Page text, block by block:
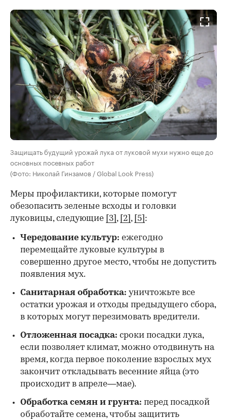
Защищать будущий урожай лука от луковой мухи нужно еще до
основных посевных работ
(Фото: Николай Гинзамов / Global Look Press)
Меры профилактики, которые помогут
обезопасить зеленые всходы и головки
луковицы, следующие
[3] , [2] , [5] :
Чередование культур: ежегодно
перемещайте луковые культуры в
совершенно другое место, чтобы не допустить
появления мух.
Санитарная обработка: уничтожьте все
остатки урожая и отходы предыдущего сбора,
в которых могут перезимовать вредители.
Отложенная посадка: сроки посадки лука,
если позволяет климат, можно отодвинуть на
время, когда первое поколение взрослых мух
закончит откладывать весенние яйца (это
происходит в апреле—мае).
Обработка семян и грунта: перед посадкой
обработайте семена, чтобы защитить